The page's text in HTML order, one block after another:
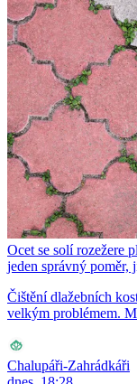
Ocet se solí rozežere
jeden správný poměr,
Čištění dlažebních
velkým problémem.
Chalupáři-Zahrádkáři